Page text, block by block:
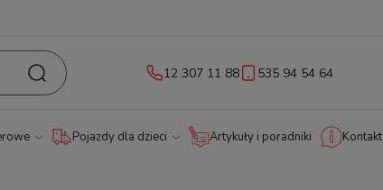
12 307 11 88 535 94 54 64
Pojazdy dla dzieci Artykuły i poradniki Kontakt